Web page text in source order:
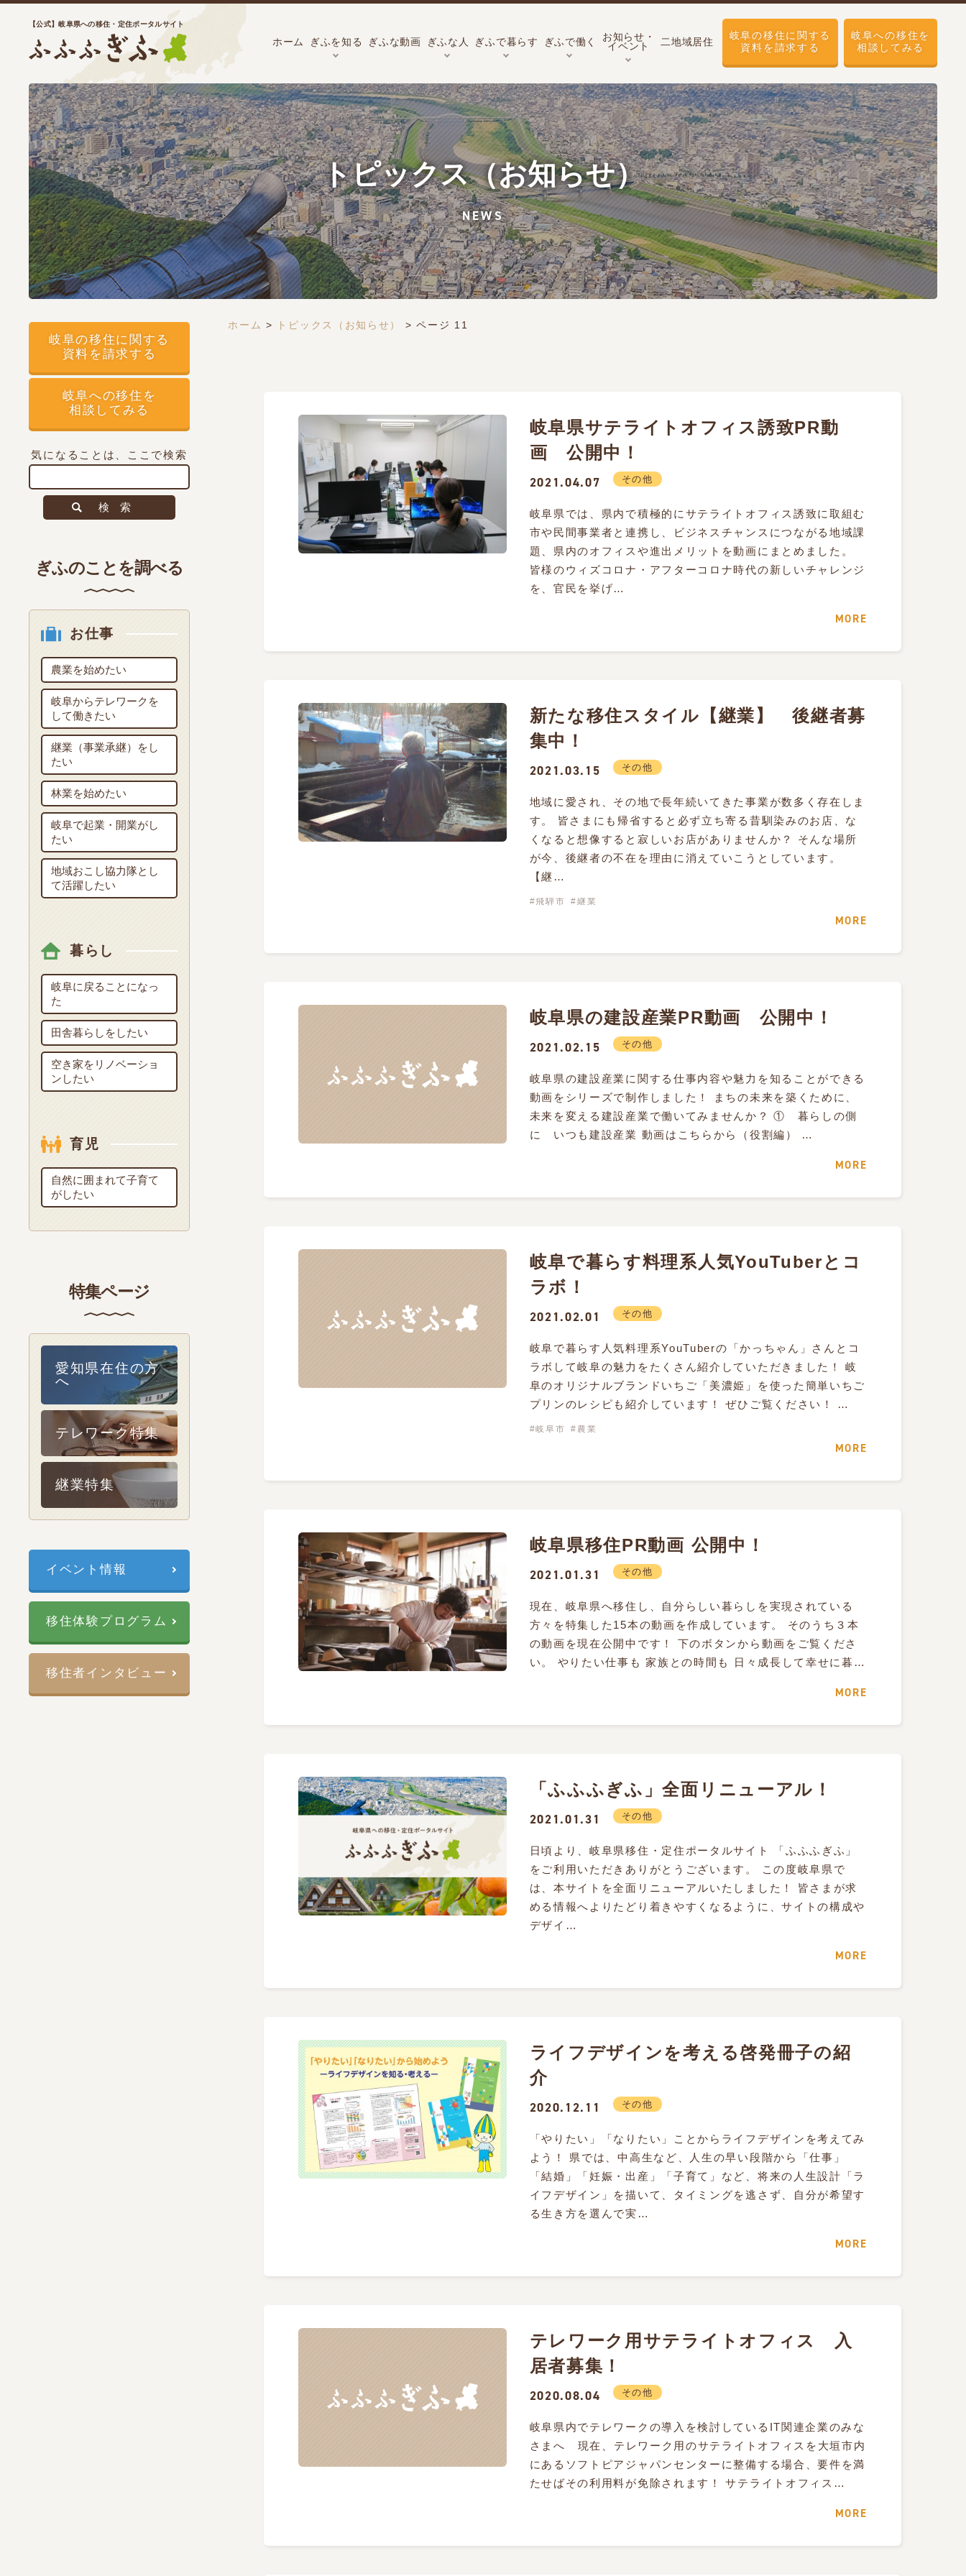
【公式】岐阜県への移住・定住ポータルサイト
ホーム ぎふを知る ぎふな動画 ぎふな人 ぎふで暮らす ぎふで働く
お知らせ・
イベント
二地域居住
岐阜の移住に関する
資料を請求する
岐阜への移住を
相談してみる
トピックス（お知らせ）
NEWS
岐阜の移住に関する
資料を請求する
岐阜への移住を
相談してみる
気になることは、ここで検索
検索
ぎふのことを調べる
お仕事
農業を始めたい
岐阜からテレワークを
して働きたい
継業（事業承継）をし
たい
林業を始めたい
岐阜で起業・開業がし
たい
地域おこし協力隊とし
て活躍したい
暮らし
岐阜に戻ることになっ
た
田舎暮らしをしたい
空き家をリノベーショ
ンしたい
育児
自然に囲まれて子育て
がしたい
特集ページ
愛知県在住の方
へ
テレワーク特集
継業特集
イベント情報
移住体験プログラム
移住者インタビュー
ホーム > トピックス（お知らせ） >ページ 11
岐阜県サテライトオフィス誘致PR動
画 公開中！
2021.04.07 その他
岐阜県では、県内で積極的にサテライトオフィス誘致に取組む
市や民間事業者と連携し、ビジネスチャンスにつながる地域課
題、県内のオフィスや進出メリットを動画にまとめました。
皆様のウィズコロナ・アフターコロナ時代の新しいチャレンジ
を、官民を挙げ…
MORE
新たな移住スタイル【継業】 後継者募
集中！
2021.03.15 その他
地域に愛され、その地で長年続いてきた事業が数多く存在しま
す。 皆さまにも帰省すると必ず立ち寄る昔馴染みのお店、な
くなると想像すると寂しいお店がありませんか？ そんな場所
が今、後継者の不在を理由に消えていこうとしています。
【継…
飛騨市 継業
MORE
岐阜県の建設産業PR動画 公開中！
2021.02.15 その他
岐阜県の建設産業に関する仕事内容や魅力を知ることができる
動画をシリーズで制作しました！ まちの未来を築くために、
未来を変える建設産業で働いてみませんか？ ① 暮らしの側
に いつも建設産業 動画はこちらから（役割編） …
MORE
岐阜で暮らす料理系人気YouTuberとコ
ラボ！
2021.02.01 その他
岐阜で暮らす人気料理系YouTuberの「かっちゃん」さんとコ
ラボして岐阜の魅力をたくさん紹介していただきました！ 岐
阜のオリジナルブランドいちご「美濃姫」を使った簡単いちご
プリンのレシピも紹介しています！ ぜひご覧ください！ …
岐阜市 農業
MORE
岐阜県移住PR動画 公開中！
2021.01.31 その他
現在、岐阜県へ移住し、自分らしい暮らしを実現されている
方々を特集した15本の動画を作成しています。 そのうち３本
の動画を現在公開中です！ 下のボタンから動画をご覧くださ
い。 やりたい仕事も 家族との時間も 日々成長して幸せに暮…
MORE
「ふふふぎふ」全面リニューアル！
2021.01.31 その他
日頃より、岐阜県移住・定住ポータルサイト 「ふふふぎふ」
をご利用いただきありがとうございます。 この度岐阜県で
は、本サイトを全面リニューアルいたしました！ 皆さまが求
める情報へよりたどり着きやすくなるように、サイトの構成や
デザイ…
MORE
ライフデザインを考える啓発冊子の紹
介
2020.12.11 その他
「やりたい」「なりたい」ことからライフデザインを考えてみ
よう！ 県では、中高生など、人生の早い段階から「仕事」
「結婚」「妊娠・出産」「子育て」など、将来の人生設計「ラ
イフデザイン」を描いて、タイミングを逃さず、自分が希望す
る生き方を選んで実…
MORE
テレワーク用サテライトオフィス 入
居者募集！
2020.08.04 その他
岐阜県内でテレワークの導入を検討しているIT関連企業のみな
さまへ 現在、テレワーク用のサテライトオフィスを大垣市内
にあるソフトピアジャパンセンターに整備する場合、要件を満
たせばその利用料が免除されます！ サテライトオフィス…
MORE